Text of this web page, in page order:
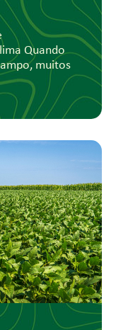
Quando
muitos